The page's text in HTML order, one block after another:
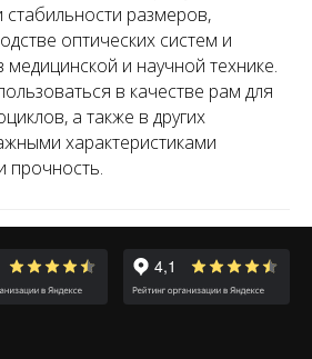
размеров,
оптических систем и
и научной технике.
в качестве рам для
а также в других
характеристиками
прочность.